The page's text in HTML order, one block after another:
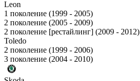
Leon
1 поколение (1999 - 2005)
2 поколение (2005 - 2009)
2 поколение [рестайлинг] (2009 - 2012)
Toledo
2 поколение (1999 - 2006)
3 поколение (2004 - 2010)